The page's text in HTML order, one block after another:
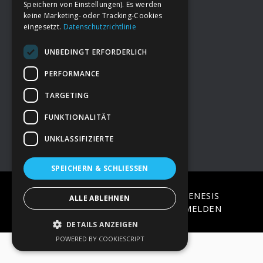
FooterDeine Spende
→ Impressum
→Kontakt zum PAO Team
COPYRIGHT © 2026 · ON
GENESIS
FRAMEWORK·WORDPRESS·ANMELDEN
Speichern von Einstellungen). Es werden
keine Marketing- oder Tracking-Cookies
eingesetzt. Datenschutzrichtlinie
UNBEDINGT ERFORDERLICH
PERFORMANCE
TARGETING
FUNKTIONALITÄT
UNKLASSIFIZIERTE
SPEICHERN & SCHLIESSEN
ALLE ABLEHNEN
DETAILS ANZEIGEN
POWERED BY COOKIESCRIPT